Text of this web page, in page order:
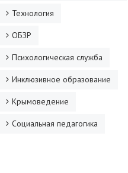
Технология
ОБЗР
Психологическая служба
Инклюзивное образование
Крымоведение
Социальная педагогика